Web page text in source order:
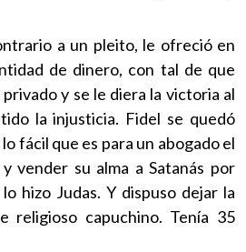
a un pleito, le ofreció en
de dinero, con tal de que
y se le diera la victoria al
la injusticia. Fidel se quedó
fácil que es para un abogado el
vender su alma a Satanás por
hizo Judas. Y dispuso dejar la
religioso capuchino. Tenía 35